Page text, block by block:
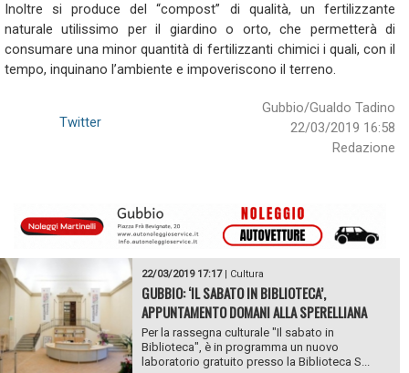
Inoltre si produce del “compost” di qualità, un fertilizzante
naturale utilissimo per il giardino o orto, che permetterà di
consumare una minor quantità di fertilizzanti chimici i quali, con il
tempo, inquinano l’ambiente e impoveriscono il terreno.
Gubbio/Gualdo Tadino
22/03/2019 16:58
Redazione
Twitter
22/03/2019 17:17| Cultura
GUBBIO: ‘IL SABATO IN BIBLIOTECA’,
APPUNTAMENTO DOMANI ALLA SPERELLIANA
Per la rassegna culturale "Il sabato in
Biblioteca", è in programma un nuovo
laboratorio gratuito presso la Biblioteca S...